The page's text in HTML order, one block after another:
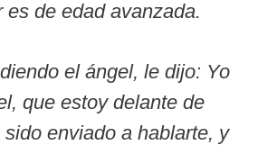
es de edad avanzada.
el ángel, le dijo: Yo
que estoy delante de
enviado a hablarte, y